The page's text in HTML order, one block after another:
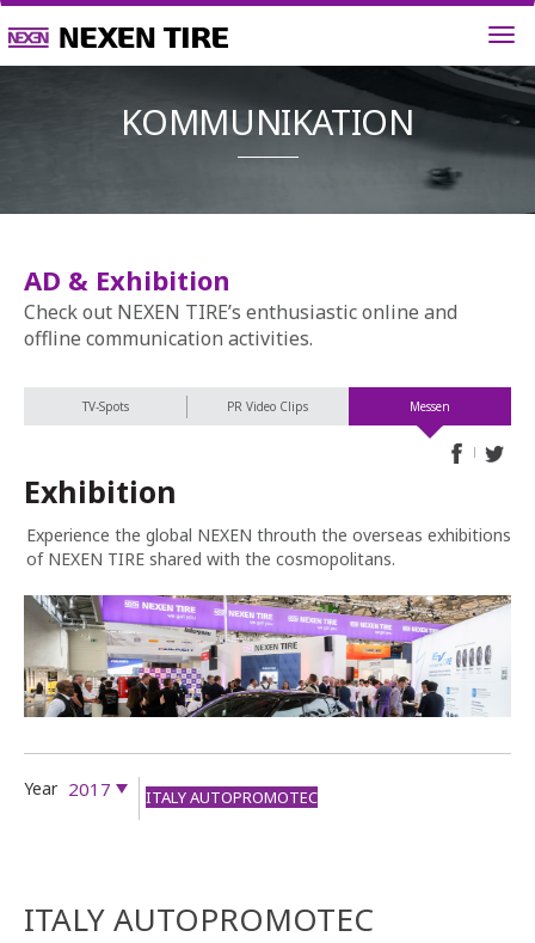
AD & Exhibition
Check out NEXEN TIRE’s enthusiastic online and
offline communication activities.
TV-Spots PR Video Clips Messen
Exhibition
Experience the global NEXEN throuth the overseas exhibitions
of NEXEN TIRE shared with the cosmopolitans.
Year 2017 ITALY AUTOPROMOTEC
ITALY AUTOPROMOTEC